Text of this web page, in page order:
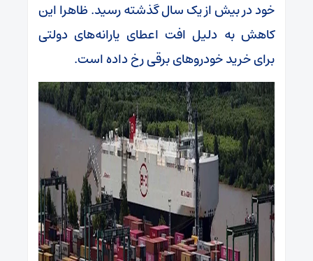
خود در بیش از یک سال گذشته رسید. ظاهرا این
کاهش به دلیل افت اعطای یارانه‌های دولتی
برای خرید خودروهای برقی رخ داده است.